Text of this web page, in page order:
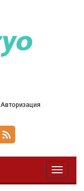
Авторизация